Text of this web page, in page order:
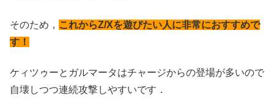
そのため， これからZ/Xを遊びたい人に非常におすすめで
す！
ケィツゥーとガルマータはチャージからの登場が多いので
自壊しつつ連続攻撃しやすいです．